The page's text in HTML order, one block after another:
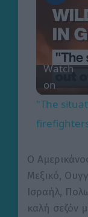
Watch
on
"The
Ο
Μεξικό,
Ισραήλ,
καλή σεζόν